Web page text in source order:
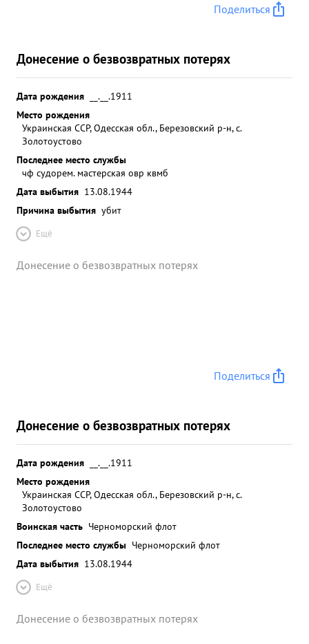
Поделиться
Донесение о безвозвратных потерях
Дата рождения
__.__.1911
Место рождения
Украинская ССР, Одесская обл., Березовский р-н, с.
Золотоустово
Последнее место службы
чф судорем. мастерская овр квмб
Дата выбытия 13.08.1944
Причина выбытия убит
Ещё
Донесение о безвозвратных потерях
Поделиться
Донесение о безвозвратных потерях
Дата рождения
__.__.1911
Место рождения
Украинская ССР, Одесская обл., Березовский р-н, с.
Золотоустово
Воинская часть Черноморский флот
Последнее место службы Черноморский флот
Дата выбытия 13.08.1944
Ещё
Донесение о безвозвратных потерях